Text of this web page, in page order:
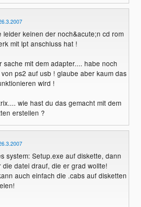
leider keinen der noch&acute;n cd rom
mit lpt anschluss hat !
sache mit dem adapter.... habe noch
ps2 auf usb ! glaube aber kaum das
wird !
wie hast du das gemacht mit dem
erstellen ?
system: Setup.exe auf diskette, dann
die datei drauf, die er grad wollte!
auch einfach die .cabs auf disketten